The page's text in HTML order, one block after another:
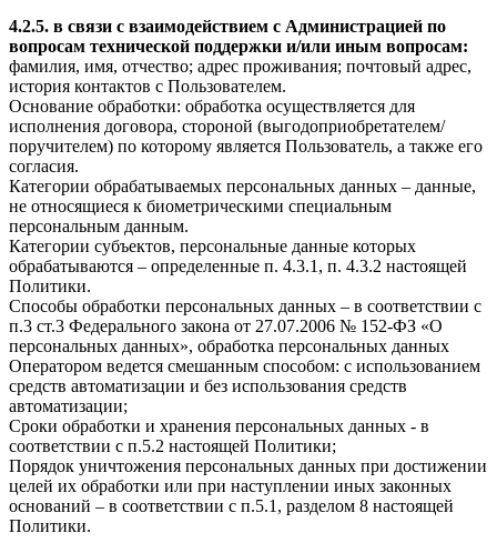
4.2.5. в связи с взаимодействием с Администрацией по
вопросам технической поддержки и/или иным вопросам:
фамилия, имя, отчество; адрес проживания; почтовый адрес,
история контактов с Пользователем.
Основание обработки: обработка осуществляется для
исполнения договора, стороной (выгодоприобретателем/
поручителем) по которому является Пользователь, а также его
согласия.
Категории обрабатываемых персональных данных – данные,
не относящиеся к биометрическими специальным
персональным данным.
Категории субъектов, персональные данные которых
обрабатываются – определенные п. 4.3.1, п. 4.3.2 настоящей
Политики.
Способы обработки персональных данных – в соответствии с
п.3 ст.3 Федерального закона от 27.07.2006 № 152-ФЗ «О
персональных данных», обработка персональных данных
Оператором ведется смешанным способом: с использованием
средств автоматизации и без использования средств
автоматизации;
Сроки обработки и хранения персональных данных - в
соответствии с п.5.2 настоящей Политики;
Порядок уничтожения персональных данных при достижении
целей их обработки или при наступлении иных законных
оснований – в соответствии с п.5.1, разделом 8 настоящей
Политики.